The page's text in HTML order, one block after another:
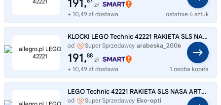
191,
zł
+ 10,49 zł dostawa
ostatnie 6 sztuk
KLOCKI LEGO Technic 42221 RAKIETA SLS NASA ARTEMIS
od Super Sprzedawcy arabeska_2006
191,88
zł
+ 10,49 zł dostawa
1 osoba kupiła
LEGO Technic 42221 RAKIETA SLS NASA ARTEMIS 42221
od Super Sprzedawcy Eko-opti